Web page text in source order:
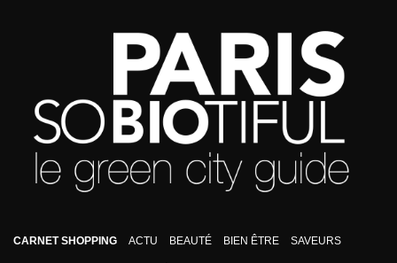
CARNET SHOPPING ACTU BEAUTÉ BIEN ÊTRE SAVEURS